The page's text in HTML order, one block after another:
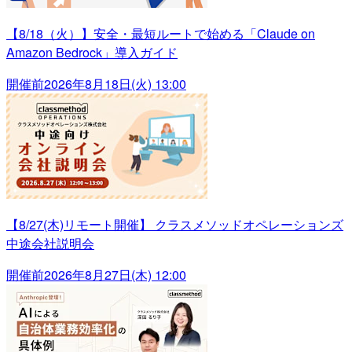
【8/18（火）】安全・最短ルートで始める「Claude on
Amazon Bedrock」導入ガイド
開催前2026年8月18日(火) 13:00
【8/27(木)リモート開催】 クラスメソッドオペレーションズ
中途会社説明会
開催前2026年8月27日(木) 12:00